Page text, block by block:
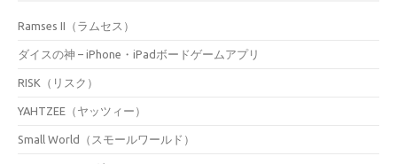
Ramses II（ラムセス）
ダイスの神 – iPhone・iPadボードゲームアプリ
RISK（リスク）
YAHTZEE（ヤッツィー）
Small World（スモールワールド）